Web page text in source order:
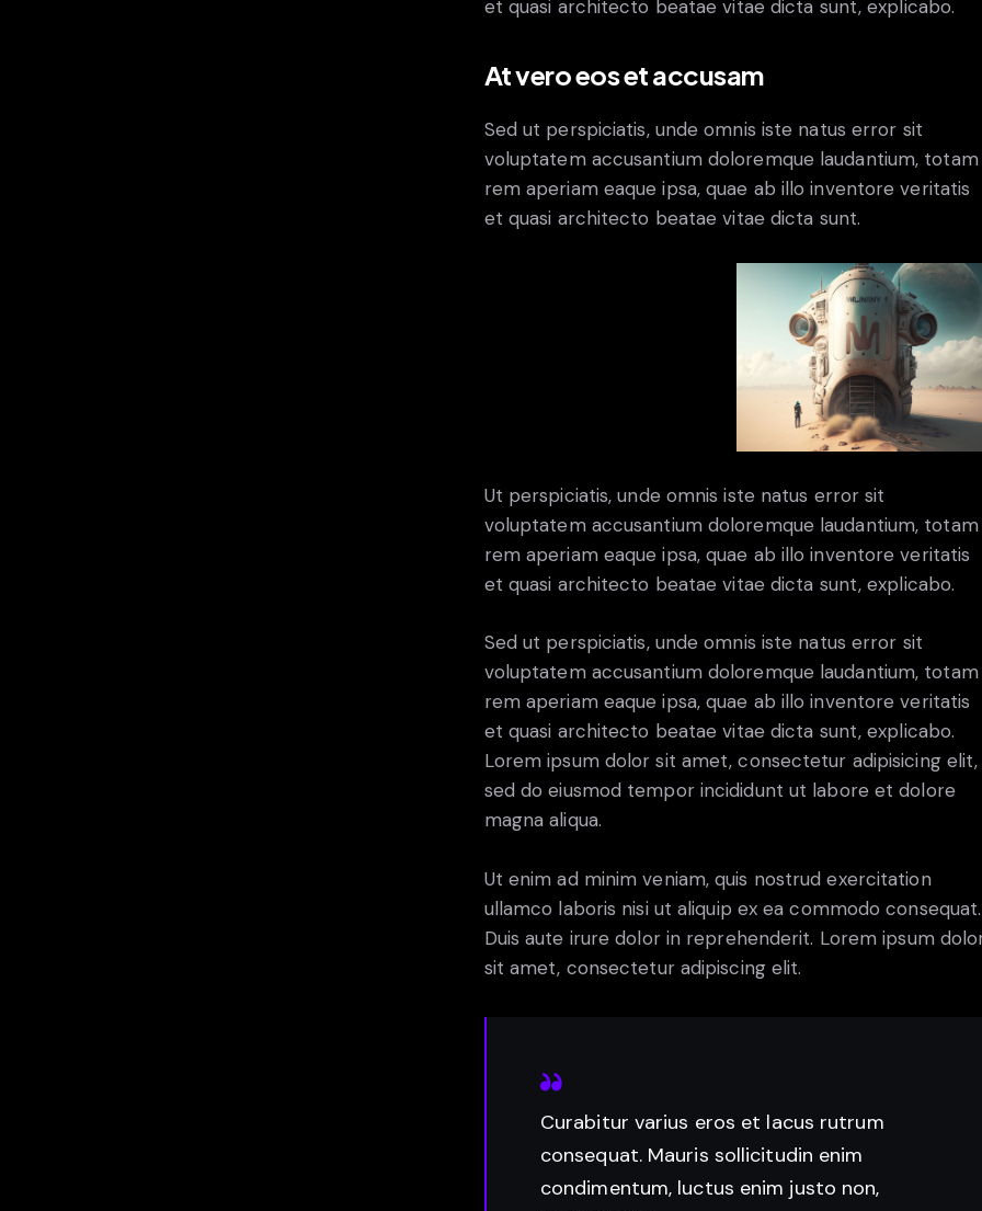
et quasi architecto beatae vitae dicta sunt, explicabo.
At vero eos et accusam
Sed ut perspiciatis, unde omnis iste natus error sit
voluptatem accusantium doloremque laudantium, totam
rem aperiam eaque ipsa, quae ab illo inventore veritatis
et quasi architecto beatae vitae dicta sunt.
Ut perspiciatis, unde omnis iste natus error sit
voluptatem accusantium doloremque laudantium, totam
rem aperiam eaque ipsa, quae ab illo inventore veritatis
et quasi architecto beatae vitae dicta sunt, explicabo.
Sed ut perspiciatis, unde omnis iste natus error sit
voluptatem accusantium doloremque laudantium, totam
rem aperiam eaque ipsa, quae ab illo inventore veritatis
et quasi architecto beatae vitae dicta sunt, explicabo.
Lorem ipsum dolor sit amet, consectetur adipisicing elit,
sed do eiusmod tempor incididunt ut labore et dolore
magna aliqua.
Ut enim ad minim veniam, quis nostrud exercitation
ullamco laboris nisi ut aliquip ex ea commodo consequat.
Duis aute irure dolor in reprehenderit. Lorem ipsum
sit amet, consectetur adipiscing elit.
Curabitur varius eros et lacus rutrum
consequat. Mauris sollicitudin enim
condimentum, luctus enim justo non,